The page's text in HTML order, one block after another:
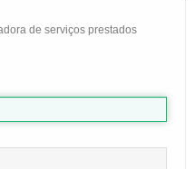
de serviços prestados